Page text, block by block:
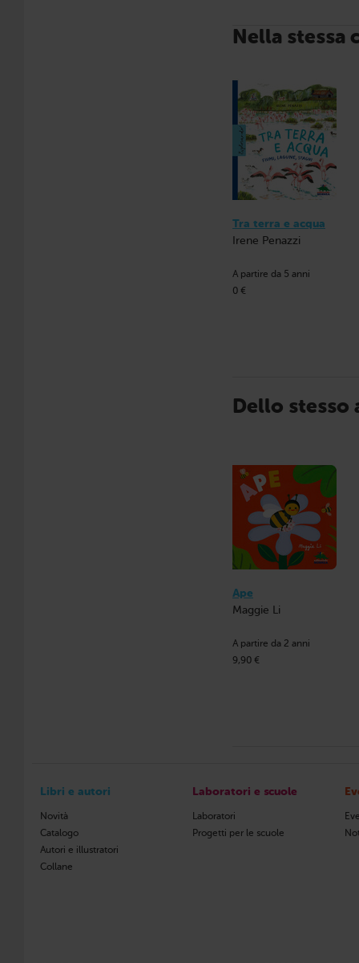
Nella stessa
Tra terra e acqua
Irene Penazzi
A partire da 5 anni
0 €
Dello stesso
Ape
Maggie Li
A partire da 2 anni
9,90 €
Libri e autori
Novità
Catalogo
Autori e illustratori
Collane
Laboratori e scuole
Laboratori
Progetti per le scuole